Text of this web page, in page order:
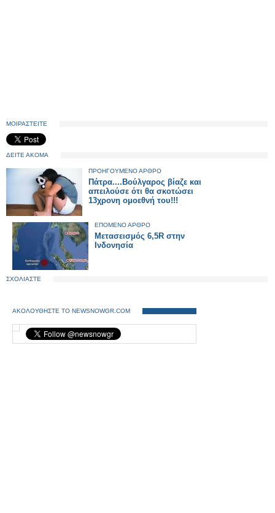
ΜΟΙΡΑΣΤΕΙΤΕ
ΔΕΙΤΕ ΑΚΟΜΑ
ΠΡΟΗΓΟΥΜΕΝΟ ΑΡΘΡΟ
Πάτρα....Βούλγαρος βίαζε και
απειλούσε ότι θα σκοτώσει
13χρονη ομοεθνή του!!!
ΕΠΟΜΕΝΟ ΑΡΘΡΟ
Μετασεισμός 6,5R στην
Ινδονησία
ΣΧΟΛΙΑΣΤΕ
ΑΚΟΛΟΥΘΗΣΤΕ ΤΟ NEWSNOWGR.COM